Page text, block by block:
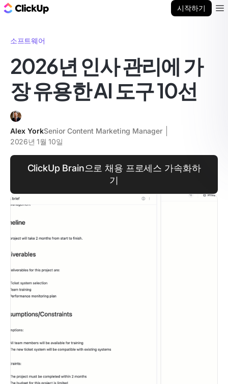
시작하기
소프트웨어
2026년 인사 관리에 가
장 유용한 AI 도구 10선
Alex YorkSenior Content Marketing Manager
2026년 1월 10일
ClickUp Brain으로 채용 프로세스 가속화하
기